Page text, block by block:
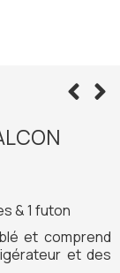
& 1 futon
et comprend
et des